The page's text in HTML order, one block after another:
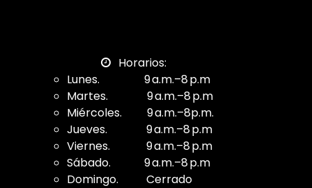
Horarios:
Lunes. 9 a.m.–8 p.m
Martes. 9 a.m.–8 p.m
Miércoles. 9 a.m.–8p.m.
Jueves. 9 a.m.–8 p.m
Viernes. 9 a.m.–8 p.m
Sábado. 9 a.m.–8 p.m
Domingo. Cerrado